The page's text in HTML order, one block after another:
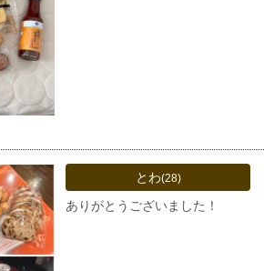
とわ(28)
ありがとうございました！